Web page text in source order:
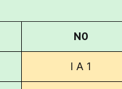
N0
I A 1